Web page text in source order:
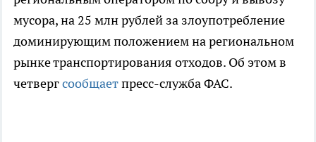
мусора, на 25 млн рублей за злоупотребление
доминирующим положением на региональном
рынке транспортирования отходов. Об этом в
четвергсообщаетпресс-служба ФАС.